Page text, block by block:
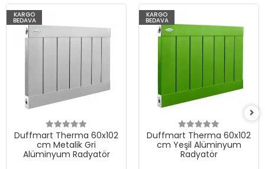
KARGO
BEDAVA
Duffmart Therma 60x102
cm Metalik Gri
Alüminyum Radyatör
KARGO
BEDAVA
Duffmart Therma 60x102
cm Yeşil Alüminyum
Radyatör